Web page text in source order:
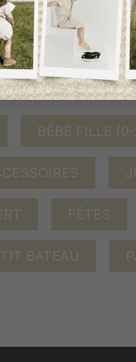
ACCÈS RAPIDE
par
BÉBÉ FILLE
FÊTES
BATEAU